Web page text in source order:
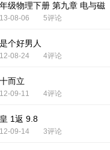
级物理下册 第九章 电与磁
08-06 5评论
个好男人
08-24 4评论
而立
09-11 4评论
1返 9.8
09-14 3评论